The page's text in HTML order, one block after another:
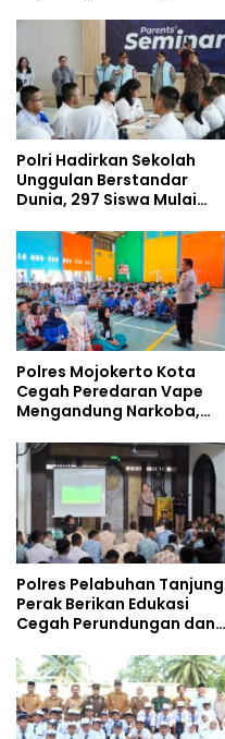
Polri Hadirkan Sekolah
Unggulan Berstandar
Dunia, 297 Siswa Mulai
Polres Mojokerto Kota
Cegah Peredaran Vape
Mengandung Narkoba,
Kalangan Remaja
Polres Pelabuhan Tanjung
Perak Berikan Edukasi
Cegah Perundungan dan
kepada Pelajar MPLS